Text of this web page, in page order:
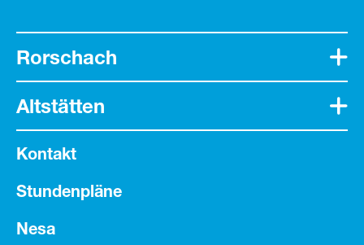
Rorschach
Altstätten
Kontakt
Stundenpläne
Nesa